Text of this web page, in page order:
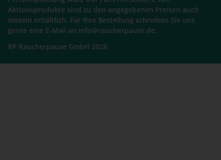
Aktionsprodukte sind zu den angegebenen Preisen auch
einzeln erhältlich. Für Ihre Bestellung schreiben Sie uns
gerne eine E-Mail an info@raucherpause.de.
RP Raucherpause GmbH 2026